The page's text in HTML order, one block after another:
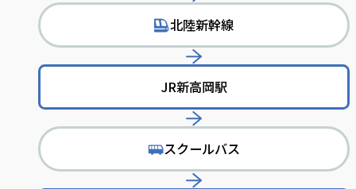
北陸新幹線
で
移
動
JR新高岡駅
スクールバス
で
移